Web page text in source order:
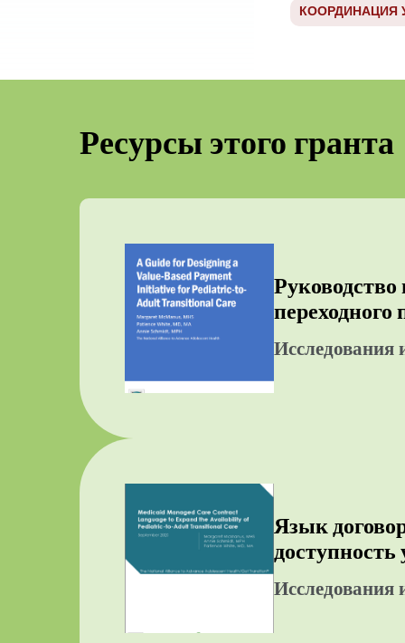
КООРДИНАЦИЯ
Ресурсы этого гранта
переходного
Исследования
Язык
доступность
Исследования